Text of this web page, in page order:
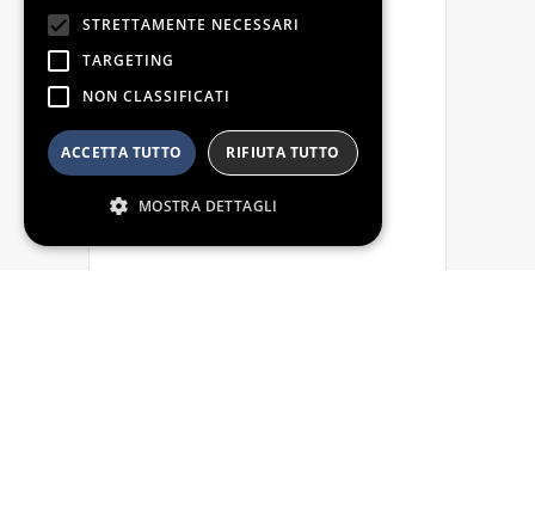
STRETTAMENTE NECESSARI
TARGETING
NON CLASSIFICATI
ACCETTA TUTTO RIFIUTA TUTTO
MOSTRA DETTAGLI